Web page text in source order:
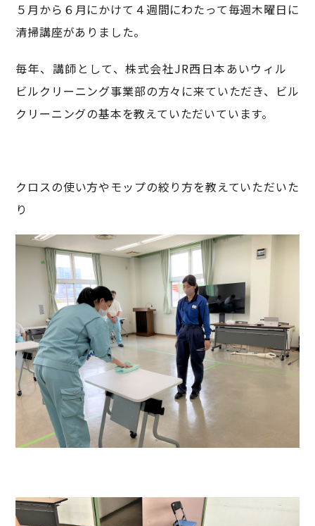
５月から６月にかけて４週間にわたって毎週木曜日に
清掃講座がありました。
毎年、講師として、株式会社JR西日本あいウィル
ビルクリーニング事業部の方々に来ていただき、ビル
クリーニングの基本を教えていただいています。
クロスの使い方やモップの絞り方を教えていただいた
り